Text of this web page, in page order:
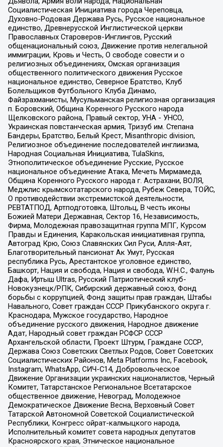
Социалистическая Инициатива города Череповца,
Духовно-Родовая Держава Русь, Русское национальное
единство, Древнерусской Инглистической церкви
Православных Староверов-Инглингов, Русский
общенациональный союз, Движение против нелегальной
иммиграции, Кровь и Честь, О свободе совести и о
религиозных объединениях, Омская организация
общественного политического движения Русское
национальное единство, Северное Братство, Клуб
Болельщиков Футбольного Клуба Динамо,
Файзрахманисты, Мусульманская религиозная организация
п. Боровский, Община Коренного Русского народа
Щелковского района, Правый сектор, УНА - УНСО,
Украинская повстанческая армия, Тризуб им. Степана
Бандеры, Братство, Белый Крест, Misanthropic division,
Религиозное объединение последователей инглиизма,
Народная Социальная Инициатива, TulaSkins,
Этнополитическое объединение Русские, Русское
национальное объединение Атака, Мечеть Мирмамеда,
Община Коренного Русского народа г. Астрахани, ВОЛЯ,
Меджлис крымскотатарского народа, Рубеж Севера, ТОЙС,
О противодействии экстремистской деятельности,
РЕВТАТПОД, Артподготовка, Штольц, В честь иконы
Божией Матери Державная, Сектор 16, Независимость,
Фирма, Молодежная правозащитная группа МПГ, Курсом
Правды и Единения, Каракольская инициативная группа,
Автоград Крю, Союз Славянских Сил Руси, Алля-Аят,
Благотворительный пансионат Ак Умут, Русская
республика Русь, Арестантское уголовное единство,
Башкорт, Нация и свобода, Нация и свобода, W.H.С., Фалунь
Дафа, Иртыш Ultras, Русский Патриотический клуб-
Новокузнецк/РПК, Сибирский державный союз, Фонд
борьбы с коррупцией, Фонд защиты прав граждан, Штабы
Навального, Совет граждан СССР Прикубанского округа г.
Краснодара, Мужское государство, Народное
объединение русского движения, Народное движение
Адат, Народный совет граждан РСФСР СССР
Архангельской области, Проект Штурм, Граждане СССР,
Держава Союз Советских Светлых Родов, Совет Советских
Социалистических Районов, Meta Platforms Inc, Facebook,
Instagram, WhatsApp, СИЧ-С14, Добровольческое
Движение Организации украинских националистов, Черный
Комитет, Татарстанское Региональное Всетатарское
общественное движение, Невоград, Молодежное
Демократическое Движение Весна, Верховный Совет
Татарской Автономной Советской Социалистической
Республики, Конгресс ойрат-калмыцкого народа,
Исполнительный комитет совета народных депутатов
Красноярского края, Этническое национальное